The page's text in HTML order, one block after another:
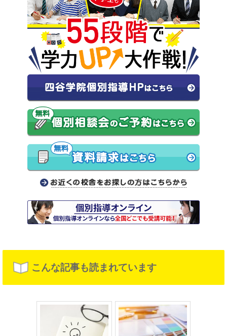
こんな記事も読まれています